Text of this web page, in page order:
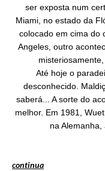
ser exposta num
Miami, no estado da
colocado em cima do
Angeles, outro
Até hoje o
desconhecido.
saberá... A sorte do
melhor. Em 1981,
na
continua